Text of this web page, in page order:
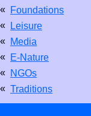
« Foundations
«
Leisure
« Media
« E-Nature
« NGOs
« Traditions